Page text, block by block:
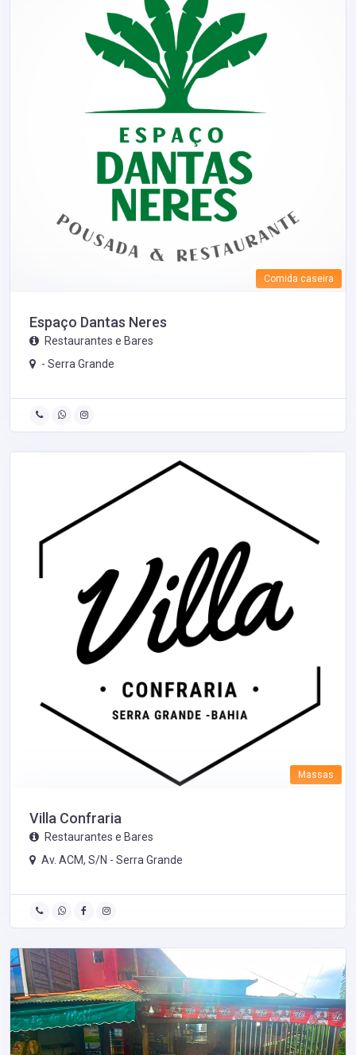
Comida caseira
Espaço Dantas Neres
Restaurantes e Bares
- Serra Grande
Massas
Villa Confraria
Restaurantes e Bares
Av. ACM, S/N - Serra Grande